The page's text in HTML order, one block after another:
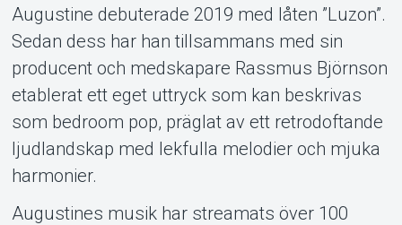
Om Tickster
Augustine debuterade 2019 med låten ”Luzon”.
Sedan dess har han tillsammans med sin
producent och medskapare Rassmus Björnson
etablerat ett eget uttryck som kan beskrivas
som bedroom pop, präglat av ett retrodoftande
ljudlandskap med lekfulla melodier och mjuka
harmonier.
Augustines musik har streamats över 100